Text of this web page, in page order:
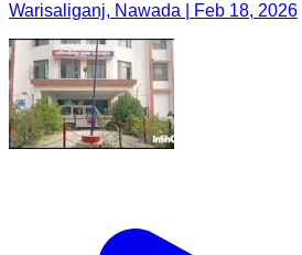
Warisaliganj, Nawada | Feb 18, 2026